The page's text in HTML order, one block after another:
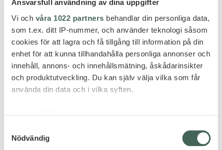
Ansvarsfull användning av dina uppgifter
Vi och våra 1022 partners behandlar din personliga data,
som t.ex. ditt IP-nummer, och använder teknologi såsom
cookies för att lagra och få tillgång till information på din
enhet för att kunna tillhandahålla personliga annonser och
innehåll, annons- och innehållsmätning, åskådarinsikter
och produktutveckling. Du kan själv välja vilka som får
använda din data och i vilka syften.
som kan ha en noggrannhet på upp till flera meter
Nödvändig